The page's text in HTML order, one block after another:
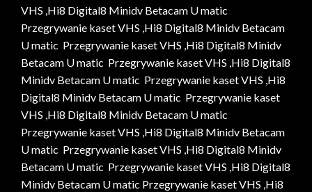
VHS ,Hi8 Digital8 Minidv Betacam U matic
Przegrywanie kaset VHS ,Hi8 Digital8 Minidv Betacam
U matic Przegrywanie kaset VHS ,Hi8 Digital8 Minidv
Betacam U matic Przegrywanie kaset VHS ,Hi8 Digital8
Minidv Betacam U matic Przegrywanie kaset VHS ,Hi8
Digital8 Minidv Betacam U matic Przegrywanie kaset
VHS ,Hi8 Digital8 Minidv Betacam U matic
Przegrywanie kaset VHS ,Hi8 Digital8 Minidv Betacam
U matic Przegrywanie kaset VHS ,Hi8 Digital8 Minidv
Betacam U matic Przegrywanie kaset VHS ,Hi8 Digital8
Minidv Betacam U matic Przegrywanie kaset VHS ,Hi8